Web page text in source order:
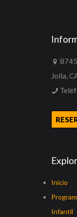
Jolla,
Inicio
Infantil